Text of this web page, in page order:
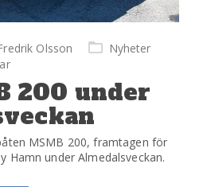
Olsson
Nyheter
200 under
MSMB 200, framtagen för
Hamn under Almedalsveckan.